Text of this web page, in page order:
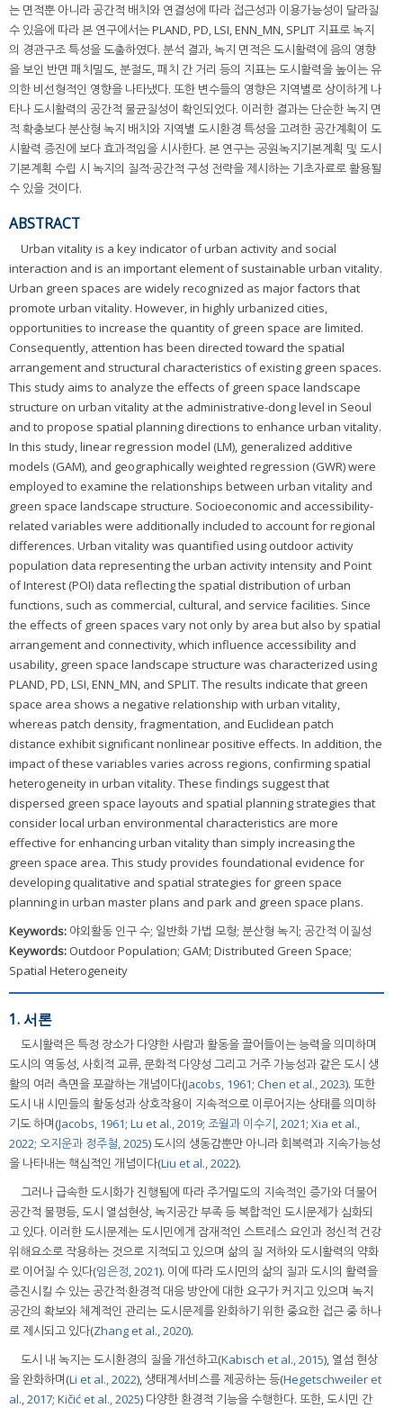
는 면적뿐 아니라 공간적 배치와 연결성에 따라 접근성과 이용가능성이 달라질
수 있음에 따라 본 연구에서는 PLAND, PD, LSI, ENN_MN, SPLIT 지표로 녹지
의 경관구조 특성을 도출하였다. 분석 결과, 녹지 면적은 도시활력에 음의 영향
을 보인 반면 패치밀도, 분절도, 패치 간 거리 등의 지표는 도시활력을 높이는 유
의한 비선형적인 영향을 나타냈다. 또한 변수들의 영향은 지역별로 상이하게 나
타나 도시활력의 공간적 불균질성이 확인되었다. 이러한 결과는 단순한 녹지 면
적 확충보다 분산형 녹지 배치와 지역별 도시환경 특성을 고려한 공간계획이 도
시활력 증진에 보다 효과적임을 시사한다. 본 연구는 공원녹지기본계획 및 도시
기본계획 수립 시 녹지의 질적·공간적 구성 전략을 제시하는 기초자료로 활용될
수 있을 것이다.
ABSTRACT
Urban vitality is a key indicator of urban activity and social
interaction and is an important element of sustainable urban vitality.
Urban green spaces are widely recognized as major factors that
promote urban vitality. However, in highly urbanized cities,
opportunities to increase the quantity of green space are limited.
Consequently, attention has been directed toward the spatial
arrangement and structural characteristics of existing green spaces.
This study aims to analyze the effects of green space landscape
structure on urban vitality at the administrative-dong level in Seoul
and to propose spatial planning directions to enhance urban vitality.
In this study, linear regression model (LM), generalized additive
models (GAM), and geographically weighted regression (GWR) were
employed to examine the relationships between urban vitality and
green space landscape structure. Socioeconomic and accessibility-
related variables were additionally included to account for regional
differences. Urban vitality was quantified using outdoor activity
population data representing the urban activity intensity and Point
of Interest (POI) data reflecting the spatial distribution of urban
functions, such as commercial, cultural, and service facilities. Since
the effects of green spaces vary not only by area but also by spatial
arrangement and connectivity, which influence accessibility and
usability, green space landscape structure was characterized using
PLAND, PD, LSI, ENN_MN, and SPLIT. The results indicate that green
space area shows a negative relationship with urban vitality,
whereas patch density, fragmentation, and Euclidean patch
distance exhibit significant nonlinear positive effects. In addition, the
impact of these variables varies across regions, confirming spatial
heterogeneity in urban vitality. These findings suggest that
dispersed green space layouts and spatial planning strategies that
consider local urban environmental characteristics are more
effective for enhancing urban vitality than simply increasing the
green space area. This study provides foundational evidence for
developing qualitative and spatial strategies for green space
planning in urban master plans and park and green space plans.
Keywords: 야외활동 인구 수; 일반화 가법 모형; 분산형 녹지; 공간적 이질성
Keywords: Outdoor Population; GAM; Distributed Green Space;
Spatial Heterogeneity
1. 서론
도시활력은 특정 장소가 다양한 사람과 활동을 끌어들이는 능력을 의미하며
도시의 역동성, 사회적 교류, 문화적 다양성 그리고 거주 가능성과 같은 도시 생
활의 여러 측면을 포괄하는 개념이다(Jacobs, 1961; Chen et al., 2023). 또한
도시 내 시민들의 활동성과 상호작용이 지속적으로 이루어지는 상태를 의미하
기도 하며(Jacobs, 1961; Lu et al., 2019; 조월과 이수기, 2021; Xia et al.,
2022; 오지운과 정주철, 2025) 도시의 생동감뿐만 아니라 회복력과 지속가능성
을 나타내는 핵심적인 개념이다(Liu et al., 2022).
그러나 급속한 도시화가 진행됨에 따라 주거밀도의 지속적인 증가와 더불어
공간적 불평등, 도시 열섬현상, 녹지공간 부족 등 복합적인 도시문제가 심화되
고 있다. 이러한 도시문제는 도시민에게 잠재적인 스트레스 요인과 정신적 건강
위해요소로 작용하는 것으로 지적되고 있으며 삶의 질 저하와 도시활력의 약화
로 이어질 수 있다(임은정, 2021). 이에 따라 도시민의 삶의 질과 도시의 활력을
증진시킬 수 있는 공간적·환경적 대응 방안에 대한 요구가 커지고 있으며 녹지
공간의 확보와 체계적인 관리는 도시문제를 완화하기 위한 중요한 접근 중 하나
로 제시되고 있다(Zhang et al., 2020).
도시 내 녹지는 도시환경의 질을 개선하고(Kabisch et al., 2015), 열섬 현상
을 완화하며(Li et al., 2022), 생태계서비스를 제공하는 등(Hegetschweiler et
al., 2017; Kičić et al., 2025) 다양한 환경적 기능을 수행한다. 또한, 도시민 간